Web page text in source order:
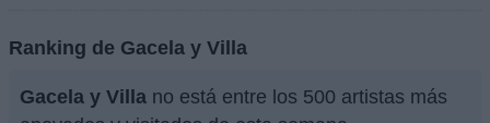
Ranking de Gacela y Villa
Gacela y Villa no está entre los 500 artistas más